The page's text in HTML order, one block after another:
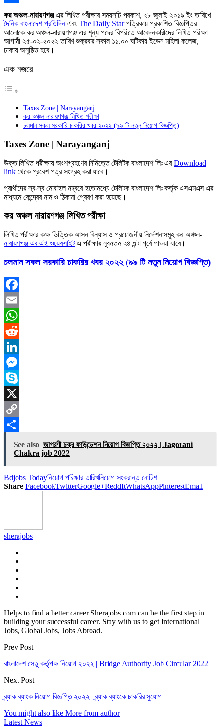
Share
কর অঞ্চল-নারায়ণগঞ্জএর লিখিত পরীক্ষার সময়সূচি প্রকাশ, ২৮ জুলাই ২০১৯ ইং তারিখে
দৈনিক বাংলাদেশ প্রতিদিনএবং The Daily Starপত্রিকায় প্রকাশিত বিজ্ঞপ্তির
আলােকে কর অঞ্চল-নারায়ণগঞ্জ এর শূন্য পদের বিপরীতে আবেদনকারীদের লিখিত পরীক্ষা
আগামী ২৫-০২-২০২২ তারিখ শুক্রবার সকাল ১১.০০ ঘটিকায় ইডেন মহিলা কলেজ,
ঢাকায় অনুষ্ঠিত হবে।
এক নজরে
Taxes Zone | Narayanganj
কর অঞ্চল নারায়ণগঞ্জ লিখিত পরীক্ষা
চলমান সকল সরকারি চাকরির খবর ২০২২ (৯৯ টি নতুন নিয়োগ বিজ্ঞপ্তি)
Taxes Zone | Narayanganj
উক্ত লিখিত পরীক্ষায় অংশগ্রহণের নিমিত্তে টেলিটক বাংলাদেশ লিঃ এরDownload
link থেকে প্রবেশ পত্র সংগ্রহ করা যাবে।
প্রার্থীদের স্ব-স্ব মােবাইল নম্বরে ইতােমধ্যে টেলিটক বাংলাদেশ লিঃ কর্তৃক এসএমএস এর
মাধ্যমে কেন্দ্রের নাম ও ঠিকানা প্রেরণ করা হয়েছে।
কর অঞ্চল নারায়ণগঞ্জ লিখিত পরীক্ষা
লিখিত পরীক্ষার কক্ষ ভিত্তিক আসন বিন্যাস ও প্রয়ােজনীয় নির্দেশনাসমূহ কর অঞ্চল-
নারায়ণগঞ্জ এর এই ওয়েবসাইটএ পরীক্ষার ন্যূনতম ২৪ ঘন্টা পূর্বে পাওয়া যাবে।
চলমান সকল সরকারি চাকরির খবর ২০২২ (৯৯ টি নতুন নিয়োগ বিজ্ঞপ্তি)
Facebook
Email
WhatsApp
Reddit
LinkedIn
Messenger
Skype
X
Copy
Link
Share
See also জাগরণী চক্র ফাউন্ডেশন নিয়োগ বিজ্ঞপ্তি ২০২২ | Jagorani
Chakra job 2022
Bdjobs Todayনিয়োগ পরিক্ষার তারিখনিয়োগ সংক্রান্ত নোটিশ
Share FacebookTwitterGoogle+ReddItWhatsAppPinterestEmail
sherajobs
Helps to find a better career Sherajobs.com can be the first step in
building your successful career. Stay with us to get International
Jobs, Global Jobs, Jobs Abroad.
Prev Post
বাংলাদেশ সেতু কর্তৃপক্ষ নিয়োগ ২০২২ | Bridge Authority Job Circular 2022
Next Post
ব্র্যাক ব্যাংক নিয়োগ বিজ্ঞপ্তি ২০২২ | ব্র্যাক ব্যাংকে চাকরির সুযোগ
You might also like More from author
Latest News